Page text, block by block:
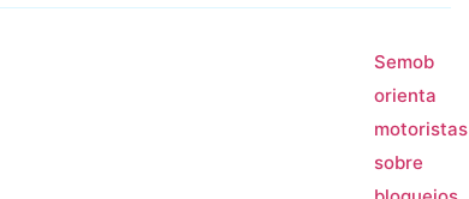
Semob
orienta
motoristas
sobre